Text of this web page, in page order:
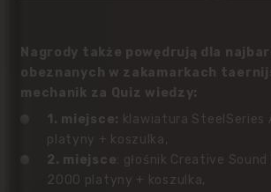
Nagrody także powędrują dla
obeznanych w zakamarkach
mechanik za Quiz wiedzy:
1. miejsce: klawiatura SteelSeries
platyny + koszulka,
2. miejsce: głośnik Creative
2000 platyny + koszulka,